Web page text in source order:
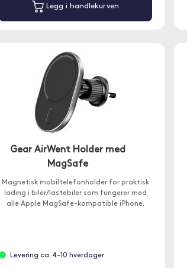
Legg i handlekurven
Gear AirWent Holder med
MagSafe
Magnetisk mobiltelefonholder for praktisk
lading i biler/lastebiler som fungerer med
alle Apple MagSafe-kompatible iPhone.
Levering ca. 4-10 hverdager